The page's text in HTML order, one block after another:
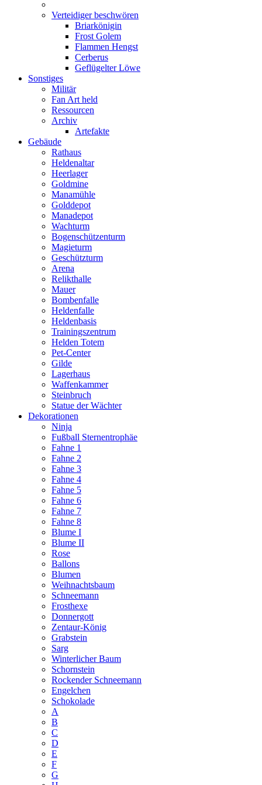
Verteidiger beschwören
Briarkönigin
Frost Golem
Flammen Hengst
Cerberus
Geflügelter Löwe
Sonstiges
Militär
Fan Art held
Ressourcen
Archiv
Artefakte
Gebäude
Rathaus
Heldenaltar
Heerlager
Goldmine
Manamühle
Golddepot
Manadepot
Wachturm
Bogenschützenturm
Magieturm
Geschützturm
Arena
Relikthalle
Mauer
Bombenfalle
Heldenfalle
Heldenbasis
Trainingszentrum
Helden Totem
Pet-Center
Gilde
Lagerhaus
Waffenkammer
Steinbruch
Statue der Wächter
Dekorationen
Ninja
Fußball Sternentrophäe
Fahne 1
Fahne 2
Fahne 3
Fahne 4
Fahne 5
Fahne 6
Fahne 7
Fahne 8
Blume I
Blume II
Rose
Ballons
Blumen
Weihnachtsbaum
Schneemann
Frosthexe
Donnergott
Zentaur-König
Grabstein
Sarg
Winterlicher Baum
Schornstein
Rockender Schneemann
Engelchen
Schokolade
A
B
C
D
E
F
G